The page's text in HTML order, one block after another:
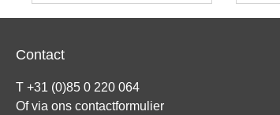
Contact
T +31 (0)85 0 220 064
Of via ons contactformulier